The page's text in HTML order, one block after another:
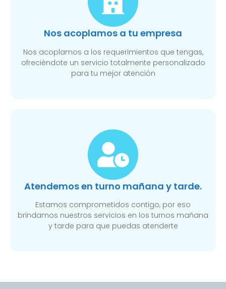
Nos acoplamos a tu empresa
Nos acoplamos a los requerimientos que tengas,
ofreciéndote un servicio totalmente personalizado
para tu mejor atención
Atendemos en turno mañana y tarde.
Estamos comprometidos contigo, por eso
brindamos nuestros servicios en los turnos mañana
y tarde para que puedas atenderte